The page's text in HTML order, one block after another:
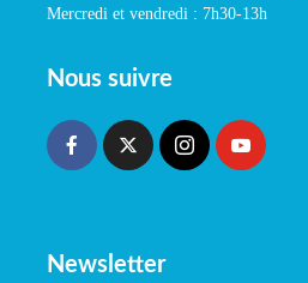
Mercredi et vendredi : 7h30-13h
Nous suivre
Newsletter